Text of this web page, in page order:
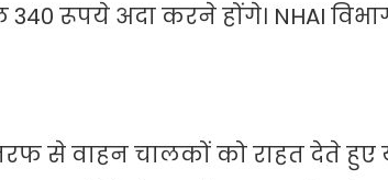
रूपये अदा करने होंगे। NHAI
तरफ से वाहन चालकों को राहत देते हुए